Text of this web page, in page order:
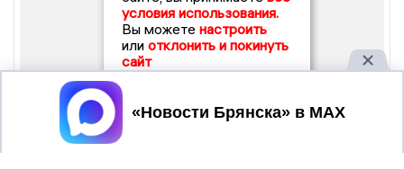
условия использования.
Вы можете настроить
или отклонить и покинуть
сайт
Принять